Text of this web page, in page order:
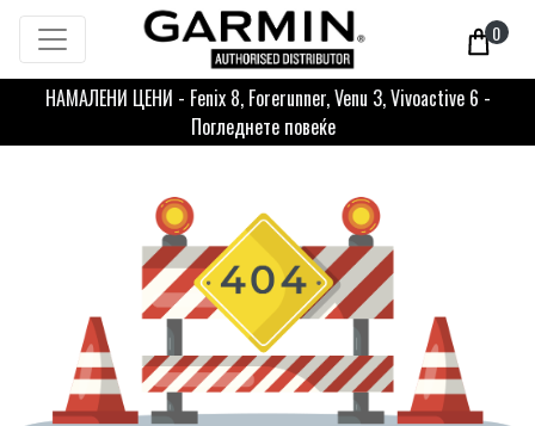
0
НАМАЛЕНИ ЦЕНИ - Fenix 8, Forerunner, Venu 3, Vivoactive 6 -
Погледнете повеќе